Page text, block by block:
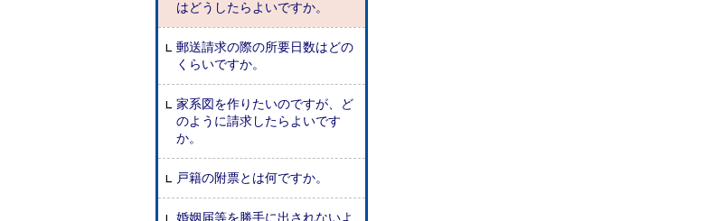
はどうしたらよいですか。
郵送請求の際の所要日数はどの
くらいですか。
家系図を作りたいのですが、ど
のように請求したらよいです
か。
戸籍の附票とは何ですか。
婚姻届等を勝手に出されないよ